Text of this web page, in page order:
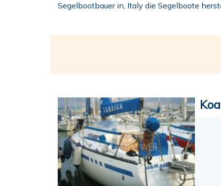
Segelbootbauer in, Italy die Segelboote